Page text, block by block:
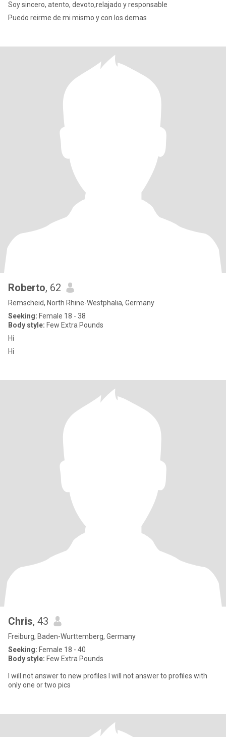
Soy sincero, atento, devoto,relajado y responsable
Puedo reirme de mi mismo y con los demas
Roberto, 62
Remscheid, North Rhine-Westphalia, Germany
Seeking: Female 18 - 38
Body style: Few Extra Pounds
Hi
Hi
Chris, 43
Freiburg, Baden-Wurttemberg, Germany
Seeking: Female 18 - 40
Body style: Few Extra Pounds
I will not answer to new profiles I will not answer to profiles with
only one or two pics